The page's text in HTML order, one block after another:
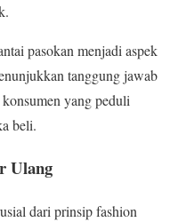
pasokan menjadi aspek
tanggung jawab
yang peduli
beli.
Ulang
dari prinsip fashion